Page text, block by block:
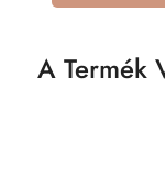
A Termék